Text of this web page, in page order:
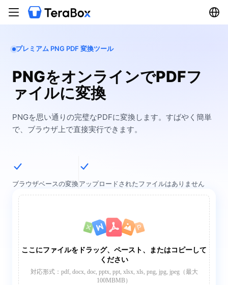
プレミアム PNG PDF 変換ツール
PNGをオンラインでPDFフ
ァイルに変換
PNGを思い通りの完璧なPDFに変換します。すばやく簡単
で、ブラウザ上で直接実行できます。
ブラウザベースの変換アップロードされたファイルはありません
ここにファイルをドラッグ、ペースト、またはコピーして
ください
対応形式：pdf, docx, doc, pptx, ppt, xlsx, xls, png, jpg, jpeg（最大
100MBMB）